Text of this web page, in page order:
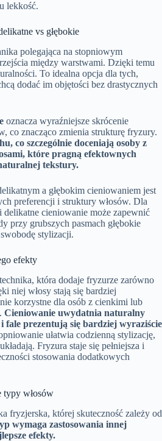
lekkość.
vs głębokie
polegająca na stopniowym
między warstwami. Dzięki temu
To idealna opcja dla tych,
dodać im objętości bez drastycznych
oznacza wyraźniejsze skrócenie
co znacząco zmienia strukturę fryzury.
co szczególnie doceniają osoby z
które pragną efektownych
tekstury.
a głębokim cieniowaniem jest
preferencji i struktury włosów. Dla
cieniowanie może zapewnić
przy grubszych pasmach głębokie
stylizacji.
efekty
która dodaje fryzurze zarówno
niej włosy stają się bardziej
korzystne dla osób z cienkimi lub
Cieniowanie uwydatnia naturalny
fale prezentują się bardziej wyraziście
ułatwia codzienną stylizację,
Fryzura staje się pełniejsza i
stosowania dodatkowych
typy włosów
fryzjerska, której skuteczność zależy od
wymaga zastosowania innej
efekty.